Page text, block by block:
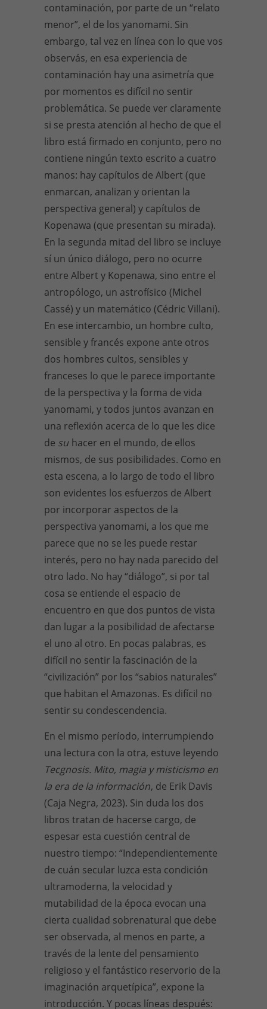
contaminación, por parte de un “relato
menor”, el de los yanomami. Sin
embargo, tal vez en línea con lo que vos
observás, en esa experiencia de
contaminación hay una asimetría que
por momentos es difícil no sentir
problemática. Se puede ver claramente
si se presta atención al hecho de que el
libro está firmado en conjunto, pero no
contiene ningún texto escrito a cuatro
manos: hay capítulos de Albert (que
enmarcan, analizan y orientan la
perspectiva general) y capítulos de
Kopenawa (que presentan su mirada).
En la segunda mitad del libro se incluye
sí un único diálogo, pero no ocurre
entre Albert y Kopenawa, sino entre el
antropólogo, un astrofísico (Michel
Cassé) y un matemático (Cédric Villani).
En ese intercambio, un hombre culto,
sensible y francés expone ante otros
dos hombres cultos, sensibles y
franceses lo que le parece importante
de la perspectiva y la forma de vida
yanomami, y todos juntos avanzan en
una reflexión acerca de lo que les dice
de su hacer en el mundo, de ellos
mismos, de sus posibilidades. Como en
esta escena, a lo largo de todo el libro
son evidentes los esfuerzos de Albert
por incorporar aspectos de la
perspectiva yanomami, a los que me
parece que no se les puede restar
interés, pero no hay nada parecido del
otro lado. No hay “diálogo”, si por tal
cosa se entiende el espacio de
encuentro en que dos puntos de vista
dan lugar a la posibilidad de afectarse
el uno al otro. En pocas palabras, es
difícil no sentir la fascinación de la
“civilización” por los “sabios naturales”
que habitan el Amazonas. Es difícil no
sentir su condescendencia.
En el mismo período, interrumpiendo
una lectura con la otra, estuve leyendo
Tecgnosis. Mito, magia y misticismo en
la era de la información, de Erik Davis
(Caja Negra, 2023). Sin duda los dos
libros tratan de hacerse cargo, de
espesar esta cuestión central de
nuestro tiempo: “Independientemente
de cuán secular luzca esta condición
ultramoderna, la velocidad y
mutabilidad de la época evocan una
cierta cualidad sobrenatural que debe
ser observada, al menos en parte, a
través de la lente del pensamiento
religioso y el fantástico reservorio de la
imaginación arquetípica”, expone la
introducción. Y pocas líneas después: